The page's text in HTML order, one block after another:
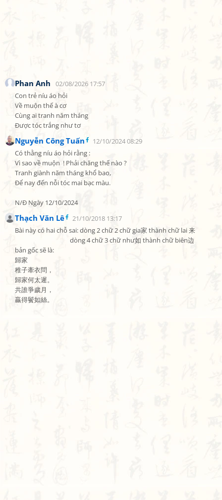
Phan Anh
02/08/2026 17:57
Con trẻ níu áo hỏi
Về muộn thế à cơ
Cùng ai tranh năm tháng
Được tóc trắng như tơ
Nguyễn Công Tuấn
12/10/2024 08:29
Có thằng níu áo hỏi rằng :
Vì sao về muộn  ! Phải chăng thế nào ?
Tranh giành năm tháng khổ bao,
Để nay đến nỗi tóc mai bạc màu.
N/Đ Ngày 12/10/2024
Thạch Văn Lê
21/10/2018 13:17
Bài này có hai chỗ sai: dòng 2 chữ 2 chữ gia家 thành chữ lai 来
bản gốc sẽ là:
歸家
稚子牽衣問，
歸家何太遲。
共誰爭歲月，
贏得鬢如絲。